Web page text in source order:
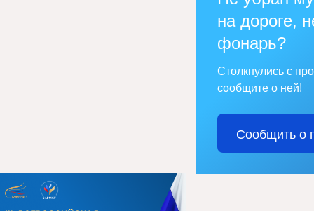
на дороге,
фонарь?
Столкнулись с
сообщите о ней!
Сообщить о